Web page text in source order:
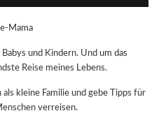
und Kindern. Und um das
Reise meines Lebens.
kleine Familie und gebe Tipps für
verreisen.